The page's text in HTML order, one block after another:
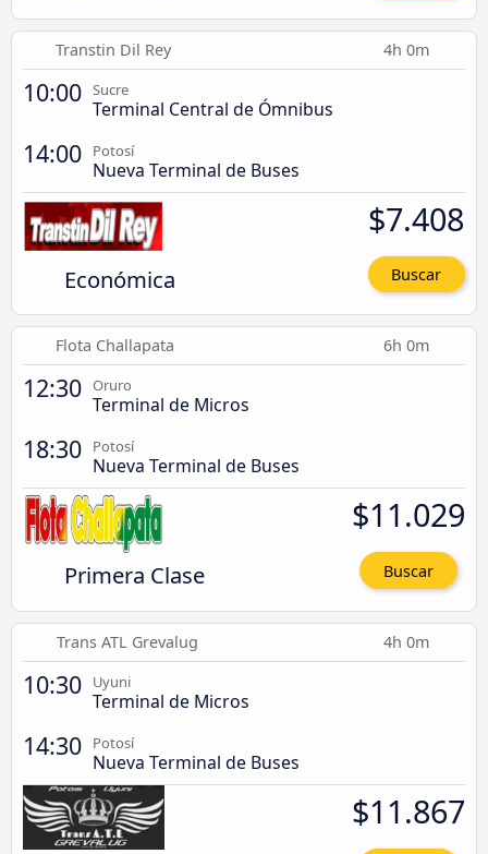
Transtin Dil Rey 4h 0m
10:00 Sucre
Terminal Central de Ómnibus
14:00 Potosí
Nueva Terminal de Buses
Económica
$7.408
Buscar
Flota Challapata 6h 0m
12:30 Oruro
Terminal de Micros
18:30 Potosí
Nueva Terminal de Buses
Primera Clase
$11.029
Buscar
Trans ATL Grevalug 4h 0m
10:30 Uyuni
Terminal de Micros
14:30 Potosí
Nueva Terminal de Buses
$11.867